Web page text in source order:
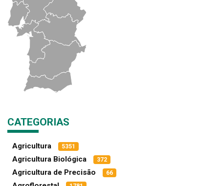
CATEGORIAS
Agricultura 5351
Agricultura Biológica 372
Agricultura de Precisão 66